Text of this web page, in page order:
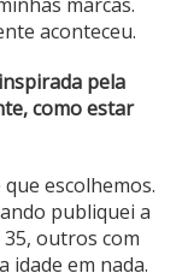
aconteceu.
pela
como estar
escolhemos.
publiquei a
outros com
idade em nada.